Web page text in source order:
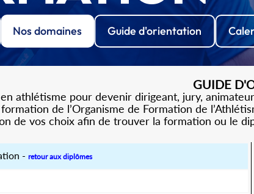
Nos domaines Guide d'orientation
GUIDE
athlétisme pour devenir dirigeant, jury,
de l’Organisme de Formation de
de vos choix afin de trouver la formation ou le
- retour aux diplômes